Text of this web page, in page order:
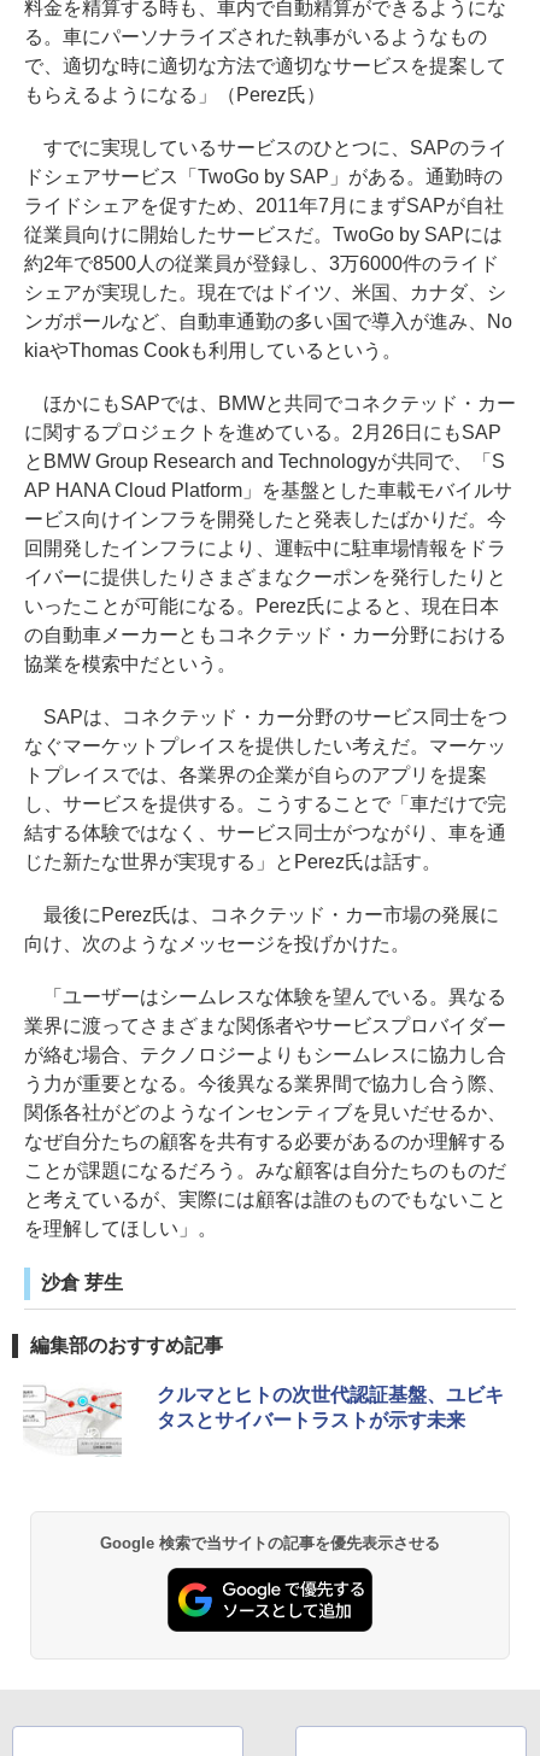
料金を精算する時も、車内で自動精算ができるようにな
る。車にパーソナライズされた執事がいるようなもの
で、適切な時に適切な方法で適切なサービスを提案して
もらえるようになる」（Perez氏）
すでに実現しているサービスのひとつに、SAPのライ
ドシェアサービス「TwoGo by SAP」がある。通勤時の
ライドシェアを促すため、2011年7月にまずSAPが自社
従業員向けに開始したサービスだ。TwoGo by SAPには
約2年で8500人の従業員が登録し、3万6000件のライド
シェアが実現した。現在ではドイツ、米国、カナダ、シ
ンガポールなど、自動車通勤の多い国で導入が進み、No
kiaやThomas Cookも利用しているという。
ほかにもSAPでは、BMWと共同でコネクテッド・カー
に関するプロジェクトを進めている。2月26日にもSAP
とBMW Group Research and Technologyが共同で、「S
AP HANA Cloud Platform」を基盤とした車載モバイルサ
ービス向けインフラを開発したと発表したばかりだ。今
回開発したインフラにより、運転中に駐車場情報をドラ
イバーに提供したりさまざまなクーポンを発行したりと
いったことが可能になる。Perez氏によると、現在日本
の自動車メーカーともコネクテッド・カー分野における
協業を模索中だという。
SAPは、コネクテッド・カー分野のサービス同士をつ
なぐマーケットプレイスを提供したい考えだ。マーケッ
トプレイスでは、各業界の企業が自らのアプリを提案
し、サービスを提供する。こうすることで「車だけで完
結する体験ではなく、サービス同士がつながり、車を通
じた新たな世界が実現する」とPerez氏は話す。
最後にPerez氏は、コネクテッド・カー市場の発展に
向け、次のようなメッセージを投げかけた。
「ユーザーはシームレスな体験を望んでいる。異なる
業界に渡ってさまざまな関係者やサービスプロバイダー
が絡む場合、テクノロジーよりもシームレスに協力し合
う力が重要となる。今後異なる業界間で協力し合う際、
関係各社がどのようなインセンティブを見いだせるか、
なぜ自分たちの顧客を共有する必要があるのか理解する
ことが課題になるだろう。みな顧客は自分たちのものだ
と考えているが、実際には顧客は誰のものでもないこと
を理解してほしい」。
沙倉 芽生
編集部のおすすめ記事
クルマとヒトの次世代認証基盤、ユビキ
タスとサイバートラストが示す未来
Google 検索で当サイトの記事を優先表示させる